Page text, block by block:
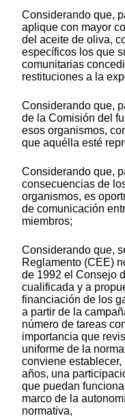
Considerando que,
aplique con mayor
del aceite de oliva,
específicos los que
comunitarias
restituciones a la
Considerando que,
de la Comisión del
esos organismos,
que aquélla esté
Considerando que,
consecuencias de
organismos, es
de comunicación
miembros;
Considerando que,
Reglamento (CEE)
de 1992 el Consejo
cualificada y a
financiación de los
a partir de la
número de tareas
importancia que
uniforme de la
conviene
años, una
que puedan
marco de la
normativa,